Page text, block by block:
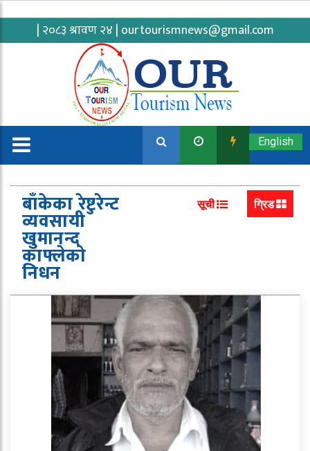
| २०८३ श्रावण २४ | ourtourismnews@gmail.com
English
बाँकेका रेष्टुरेन्ट
व्यवसायी
खुमानन्द
काफ्लेको
निधन
सूची ग्रिड